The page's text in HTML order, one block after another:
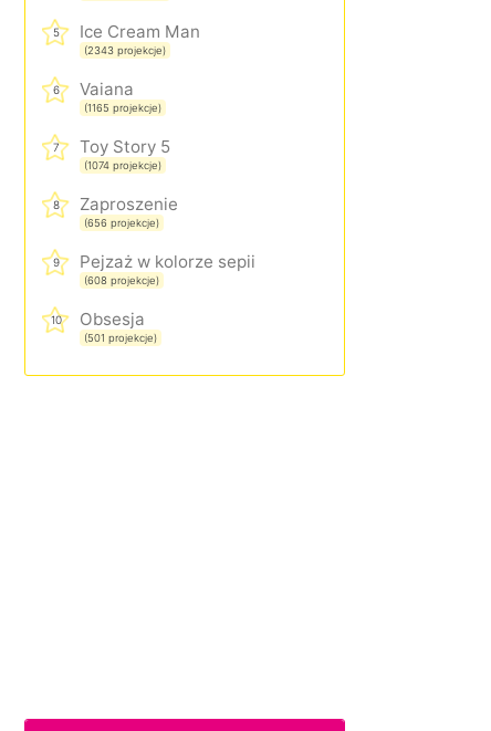
5 Ice Cream Man
(2343 projekcje)
6 Vaiana
(1165 projekcje)
7 Toy Story 5
(1074 projekcje)
8 Zaproszenie
(656 projekcje)
9 Pejzaż w kolorze sepii
(608 projekcje)
10 Obsesja
(501 projekcje)